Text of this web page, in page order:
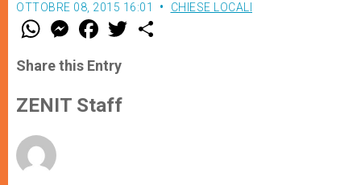
OTTOBRE 08, 2015 16:01 CHIESE LOCALI
W
t
s
p
p
M
e
s
e
g
e
F
a
e
b
o
k
w
Share this Entry
ZENIT Staff